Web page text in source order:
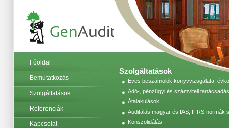
Főoldal
Bemutatkozás
Szolgáltatások
Referenciák
Kapcsolat
Szolgáltatások
Éves beszámolók könyvvizsgálata,
Adó-, pénzügyi és számviteli
Átalakulások
Auditálás magyar és IAS, IFRS normák
Konszolidálás